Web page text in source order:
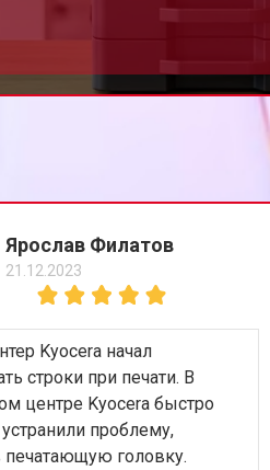
от 100 мин
Ярослав Филатов
21.12.2023
Kyocera начал
строки при печати. В
центре Kyocera быстро
проблему,
печатающую головку.